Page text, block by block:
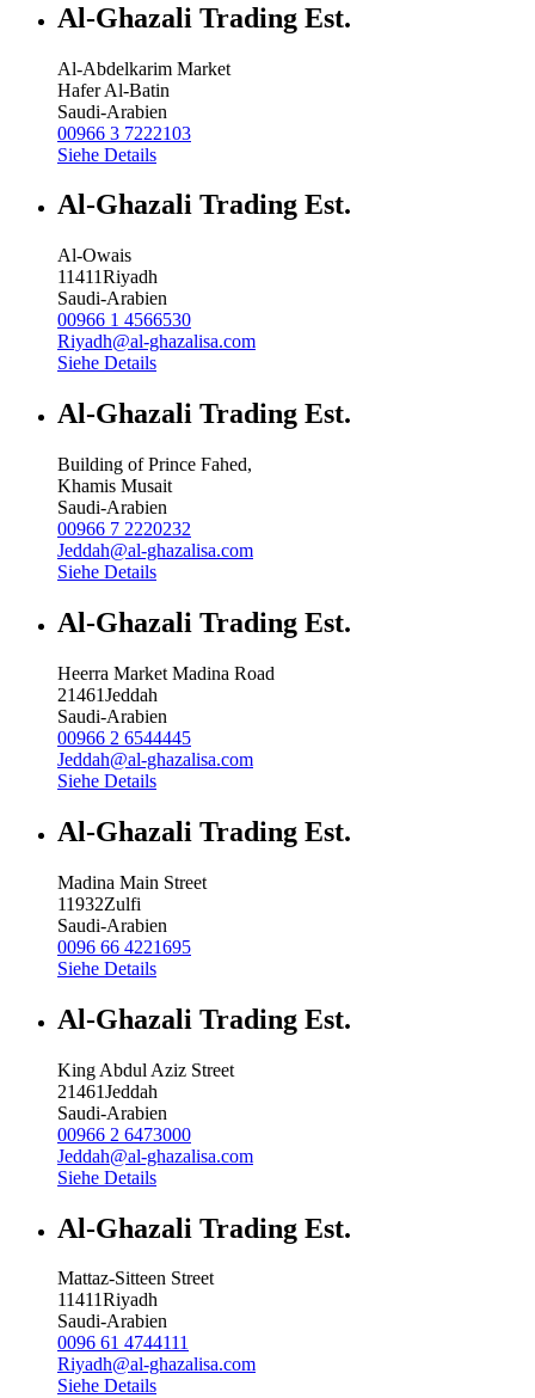
Al-Ghazali Trading Est.
Al-Abdelkarim Market
Hafer Al-Batin
Saudi-Arabien
00966 3 7222103
Siehe Details
Al-Ghazali Trading Est.
Al-Owais
11411Riyadh
Saudi-Arabien
00966 1 4566530
Riyadh@al-ghazalisa.com
Siehe Details
Al-Ghazali Trading Est.
Building of Prince Fahed,
Khamis Musait
Saudi-Arabien
00966 7 2220232
Jeddah@al-ghazalisa.com
Siehe Details
Al-Ghazali Trading Est.
Heerra Market Madina Road
21461Jeddah
Saudi-Arabien
00966 2 6544445
Jeddah@al-ghazalisa.com
Siehe Details
Al-Ghazali Trading Est.
Madina Main Street
11932Zulfi
Saudi-Arabien
0096 66 4221695
Siehe Details
Al-Ghazali Trading Est.
King Abdul Aziz Street
21461Jeddah
Saudi-Arabien
00966 2 6473000
Jeddah@al-ghazalisa.com
Siehe Details
Al-Ghazali Trading Est.
Mattaz-Sitteen Street
11411Riyadh
Saudi-Arabien
0096 61 4744111
Riyadh@al-ghazalisa.com
Siehe Details